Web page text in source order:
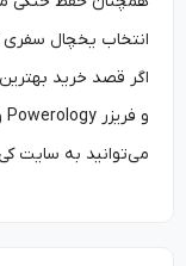
انتخاب یخچال سفری
اگر قصد خرید بهترین
می‌توانید به سایت کی ام